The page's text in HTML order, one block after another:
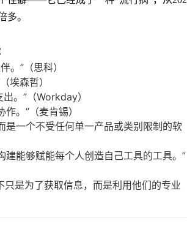
多。
。”（思科）
埃森哲）
。”（Workday）
。”（麦肯锡）
是一个不受任何单一产品或类别限制的软
能够赋能每个人创造自己工具的工具。”
是为了获取信息，而是利用他们的专业